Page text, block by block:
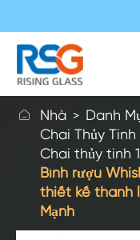
 Nhà
Danh
Chai Thủy Tinh
Chai thủy tinh
Bình rượu
thiết kế thanh
Mạnh